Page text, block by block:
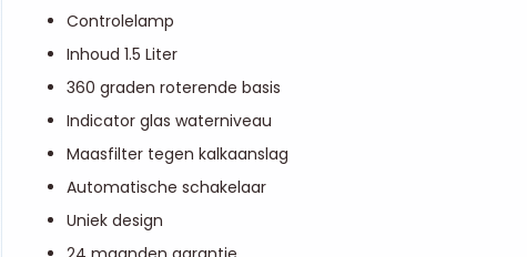
Controlelamp
Inhoud 1.5 Liter
360 graden roterende basis
Indicator glas waterniveau
Maasfilter tegen kalkaanslag
Automatische schakelaar
Uniek design